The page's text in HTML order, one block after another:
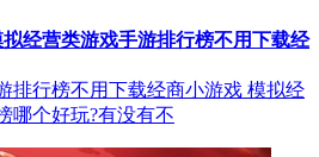
经营类游戏手游排行榜不用下载经
排行榜不用下载经商小游戏 模拟经
哪个好玩?有没有不